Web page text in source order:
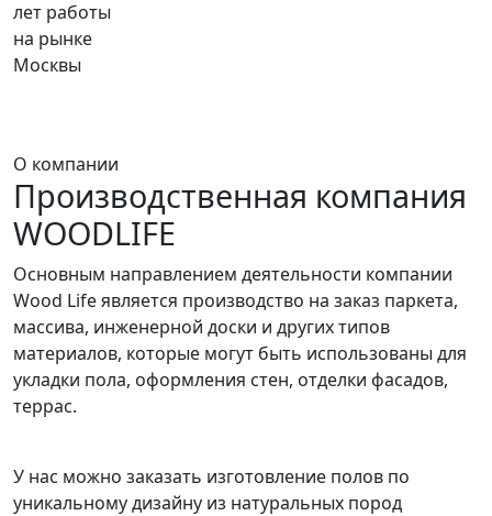
лет работы
на рынке
Москвы
О компании
Производственная компания
WOODLIFE
Основным направлением деятельности компании
Wood Life является производство на заказ паркета,
массива, инженерной доски и других типов
материалов, которые могут быть использованы для
укладки пола, оформления стен, отделки фасадов,
террас.
У нас можно заказать изготовление полов по
уникальному дизайну из натуральных пород